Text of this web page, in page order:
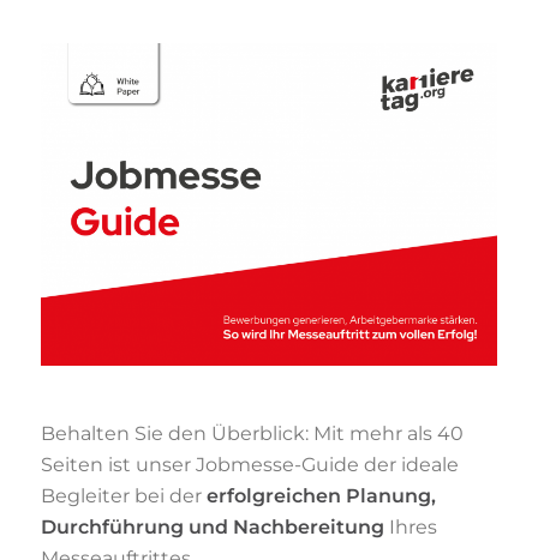
Behalten Sie den Überblick: Mit mehr als 40
Seiten ist unser Jobmesse-Guide der ideale
Begleiter bei der erfolgreichen Planung,
Durchführung und Nachbereitung Ihres